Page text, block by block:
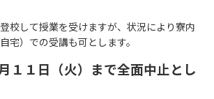
校して授業を受けますが、状況により寮内
宅）での受講も可とします。
１１日（火）まで全面中止とし